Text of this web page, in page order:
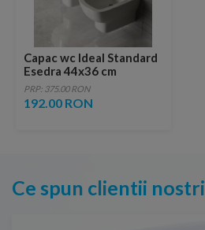
Capac wc Ideal Standard
Esedra 44x36 cm
PRP: 375.00 RON
192.00 RON
Ce spun clientii nostri